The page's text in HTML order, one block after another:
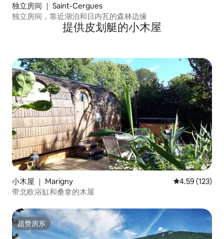
独立房间 ｜ Saint-Cergues
独立房间，靠近湖泊和日内瓦的森林边缘
提供皮划艇的小木屋
小木屋 ｜ Marigny 平均评分 4.59
4.59 (123)
带北欧浴缸和桑拿的木屋
超赞房东
超赞房东